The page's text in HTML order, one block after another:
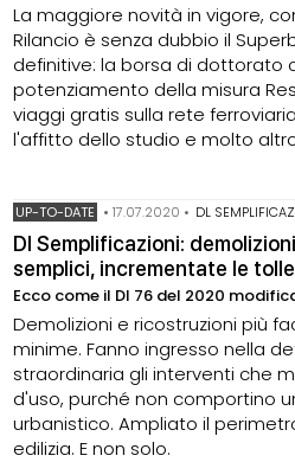
La maggiore novità in vigore,
Rilancio è senza dubbio il
definitive: la borsa di dottorato
potenziamento della misura
viaggi gratis sulla rete
l'affitto dello studio e molto
UP-TO-DATE •17.07.2020 • DL
Dl Semplificazioni:
semplici, incrementate le
Ecco come il Dl 76 del 2020
Demolizioni e ricostruzioni più
minime. Fanno ingresso nella
straordinaria gli interventi che
d'uso, purché non comportino
urbanistico. Ampliato il
edilizia. E non solo.